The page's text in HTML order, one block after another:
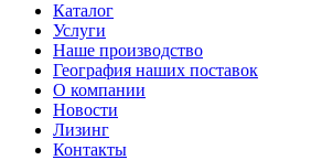
Каталог
Услуги
Наше производство
География наших поставок
О компании
Новости
Лизинг
Контакты